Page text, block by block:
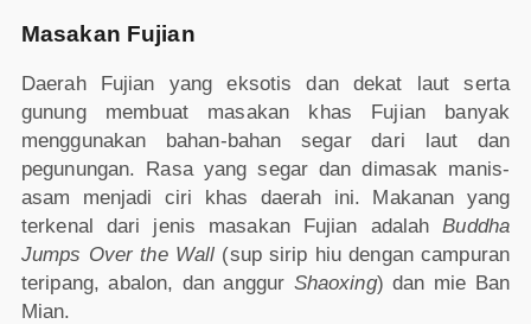
Masakan Fujian
Daerah Fujian yang eksotis dan dekat laut serta
gunung membuat masakan khas Fujian banyak
menggunakan bahan-bahan segar dari laut dan
pegunungan. Rasa yang segar dan dimasak manis-
asam menjadi ciri khas daerah ini. Makanan yang
terkenal dari jenis masakan Fujian adalahBuddha
Jumps Over the Wall (sup sirip hiu dengan campuran
teripang, abalon, dan anggur Shaoxing) dan mie Ban
Mian.